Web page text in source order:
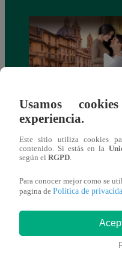
eres tú”: una historia de
lo cambiará todo
Usamos
experiencia.
Este sitio utiliza cookies
contenido. Si estás en la
según el RGPD
Para conocer mejor como se
pagina de Política de